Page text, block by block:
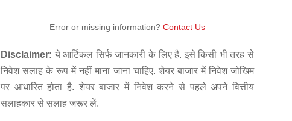
Error or missing information? Contact Us
Disclaimer: ये आर्टिकल सिर्फ जानकारी के लिए है. इसे किसी भी तरह से
निवेश सलाह के रूप में नहीं माना जाना चाहिए. शेयर बाजार में निवेश जोखिम
पर आधारित होता है. शेयर बाजार में निवेश करने से पहले अपने वित्तीय
सलाहकार से सलाह जरूर लें.